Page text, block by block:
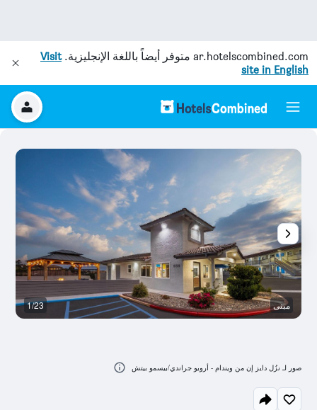
ar.hotelscombined.com متوفر أيضاً باللغة الإنجليزية.Visit
site in English
مبنى 1/23
صور لـ نزُل دايز إن من ويندام - أرويو جراندي/بيسمو بيتش